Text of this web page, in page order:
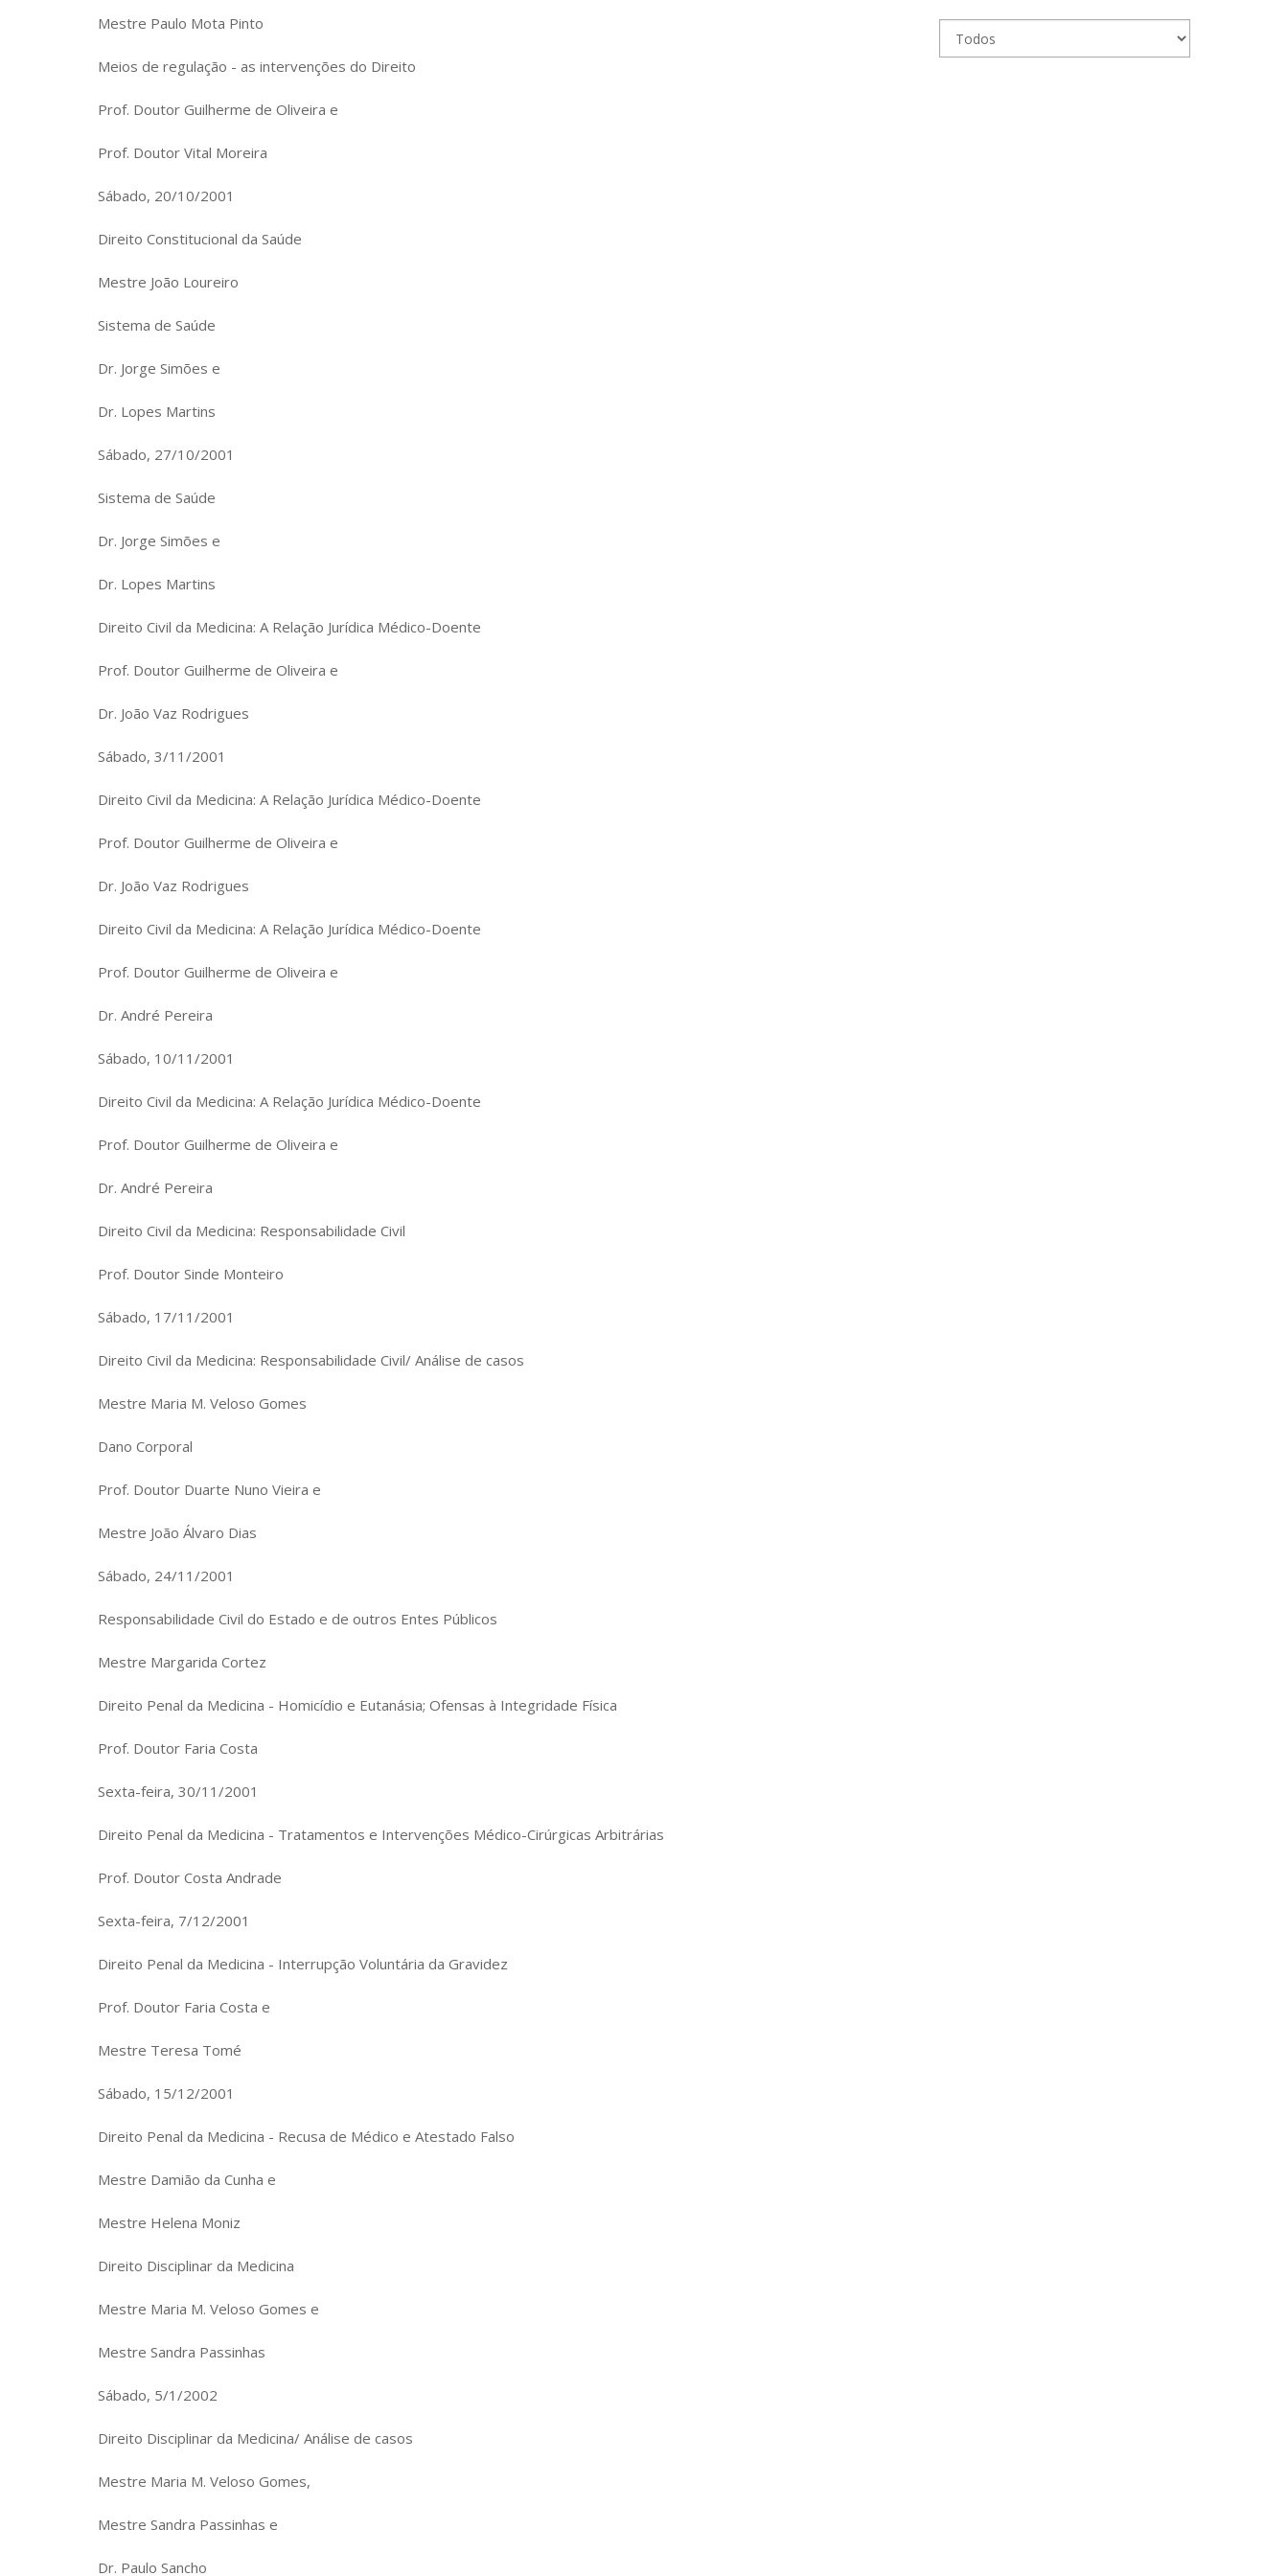
Mestre Paulo Mota Pinto
Meios de regulação - as intervenções do Direito
Prof. Doutor Guilherme de Oliveira e
Prof. Doutor Vital Moreira
Sábado, 20/10/2001
Direito Constitucional da Saúde
Mestre João Loureiro
Sistema de Saúde
Dr. Jorge Simões e
Dr. Lopes Martins
Sábado, 27/10/2001
Sistema de Saúde
Dr. Jorge Simões e
Dr. Lopes Martins
Direito Civil da Medicina: A Relação Jurídica Médico-Doente
Prof. Doutor Guilherme de Oliveira e
Dr. João Vaz Rodrigues
Sábado, 3/11/2001
Direito Civil da Medicina: A Relação Jurídica Médico-Doente
Prof. Doutor Guilherme de Oliveira e
Dr. João Vaz Rodrigues
Direito Civil da Medicina: A Relação Jurídica Médico-Doente
Prof. Doutor Guilherme de Oliveira e
Dr. André Pereira
Sábado, 10/11/2001
Direito Civil da Medicina: A Relação Jurídica Médico-Doente
Prof. Doutor Guilherme de Oliveira e
Dr. André Pereira
Direito Civil da Medicina: Responsabilidade Civil
Prof. Doutor Sinde Monteiro
Sábado, 17/11/2001
Direito Civil da Medicina: Responsabilidade Civil/ Análise de casos
Mestre Maria M. Veloso Gomes
Dano Corporal
Prof. Doutor Duarte Nuno Vieira e
Mestre João Álvaro Dias
Sábado, 24/11/2001
Responsabilidade Civil do Estado e de outros Entes Públicos
Mestre Margarida Cortez
Direito Penal da Medicina - Homicídio e Eutanásia; Ofensas à Integridade Física
Prof. Doutor Faria Costa
Sexta-feira, 30/11/2001
Direito Penal da Medicina - Tratamentos e Intervenções Médico-Cirúrgicas Arbitrárias
Prof. Doutor Costa Andrade
Sexta-feira, 7/12/2001
Direito Penal da Medicina - Interrupção Voluntária da Gravidez
Prof. Doutor Faria Costa e
Mestre Teresa Tomé
Sábado, 15/12/2001
Direito Penal da Medicina - Recusa de Médico e Atestado Falso
Mestre Damião da Cunha e
Mestre Helena Moniz
Direito Disciplinar da Medicina
Mestre Maria M. Veloso Gomes e
Mestre Sandra Passinhas
Sábado, 5/1/2002
Direito Disciplinar da Medicina/ Análise de casos
Mestre Maria M. Veloso Gomes,
Mestre Sandra Passinhas e
Dr. Paulo Sancho